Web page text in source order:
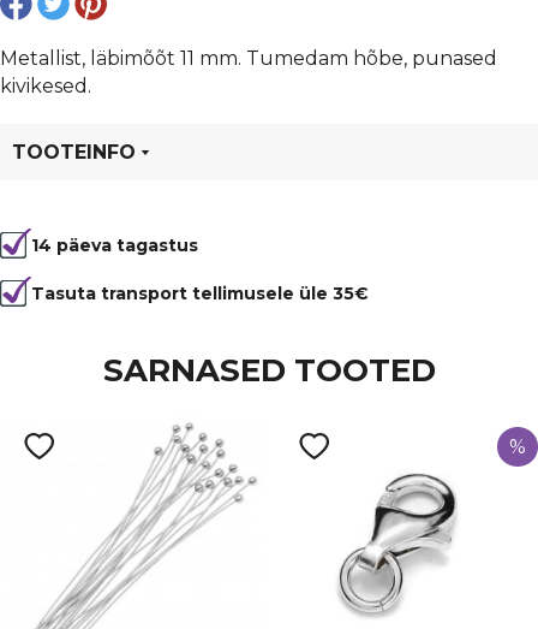
mm,
4
mm
Metallist, läbimõõt 11 mm. Tumedam hõbe, punased
kivikesed.
TOOTEINFO
14 päeva tagastus
Tasuta transport tellimusele üle 35€
SARNASED TOOTED
%